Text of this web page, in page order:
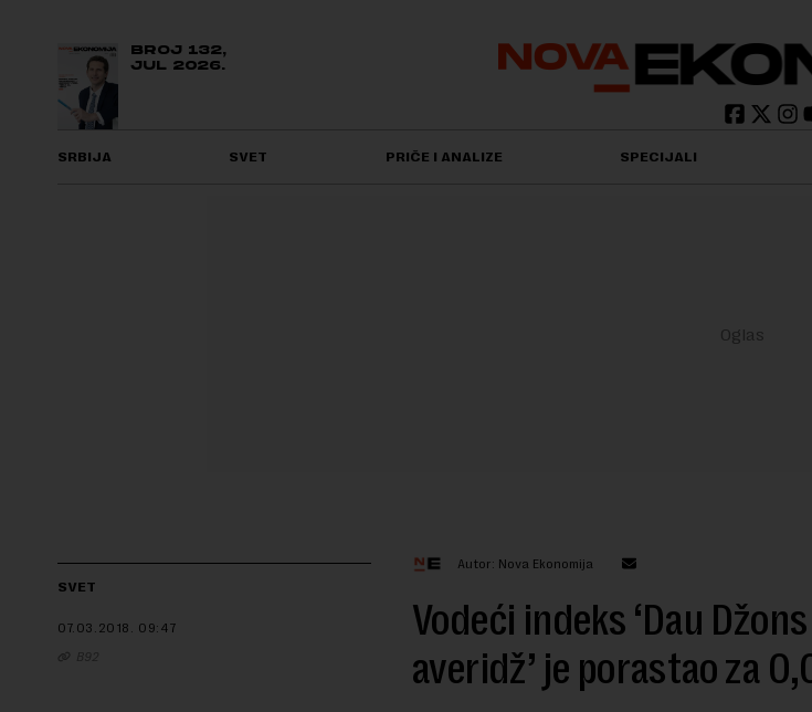
BROJ 132,
JUL 2026.
SRBIJA SVET PRIČE I ANALIZE SPECIJALI
SVET
07.03.2018. 09:47
B92
Autor: Nova Ekonomija
Vodeći indeks ‘Dau
averidž’ je porastao za